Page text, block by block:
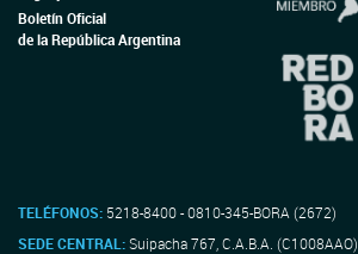
Boletín Oficial
de la República Argentina
TELÉFONOS: 5218-8400 - 0810-345-BORA (2672)
SEDE CENTRAL:Suipacha 767, C.A.B.A. (C1008AAO)